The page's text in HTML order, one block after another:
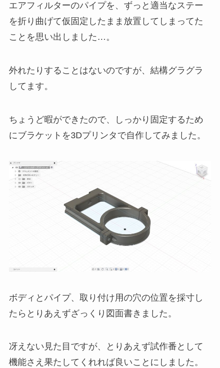
エアフィルターのパイプを、ずっと適当なステー
を折り曲げて仮固定したまま放置してしまってた
ことを思い出しました…。
外れたりすることはないのですが、結構グラグラ
してます。
ちょうど暇ができたので、しっかり固定するため
にブラケットを3Dプリンタで自作してみました。
ボディとパイプ、取り付け用の穴の位置を採寸し
たらとりあえずざっくり図面書きました。
冴えない見た目ですが、とりあえず試作番として
機能さえ果たしてくれれば良いことにしました。